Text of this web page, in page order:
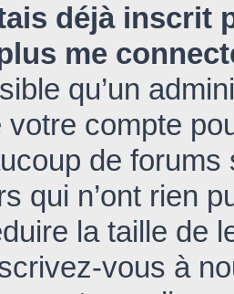
déjà inscrit
me
qu’un
votre compte
de
qui n’ont rien
la taille de
vous à